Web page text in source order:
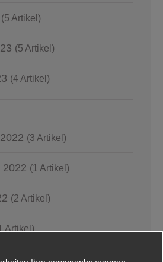
(5 Artikel)
(5 Artikel)
(4 Artikel)
(3 Artikel)
2022 (1 Artikel)
(2 Artikel)
Artikel)
(4 Artikel)